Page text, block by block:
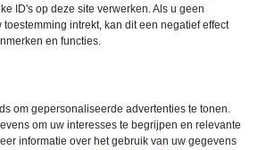
ID's op deze site verwerken. Als u geen
intrekt, kan dit een negatief effect
en functies.
om gepersonaliseerde advertenties te tonen.
om uw interesses te begrijpen en relevante
informatie over het gebruik van uw gegevens